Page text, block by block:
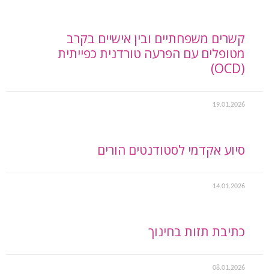
קשרים משפחתיים ובין אישיים בקרב
מטופלים עם הפרעה טורדנית כפייתית
(OCD)
19.01.2026
סיוע אקדמי לסטודנטים הורים
14.01.2026
כתיבת תזות בחינוך
08.01.2026